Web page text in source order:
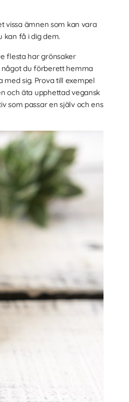
vissa ämnen som kan vara
kan få i dig dem.
flesta har grönsaker
du förberett hemma
sig. Prova till exempel
och äta upphettad vegansk
som passar en själv och ens